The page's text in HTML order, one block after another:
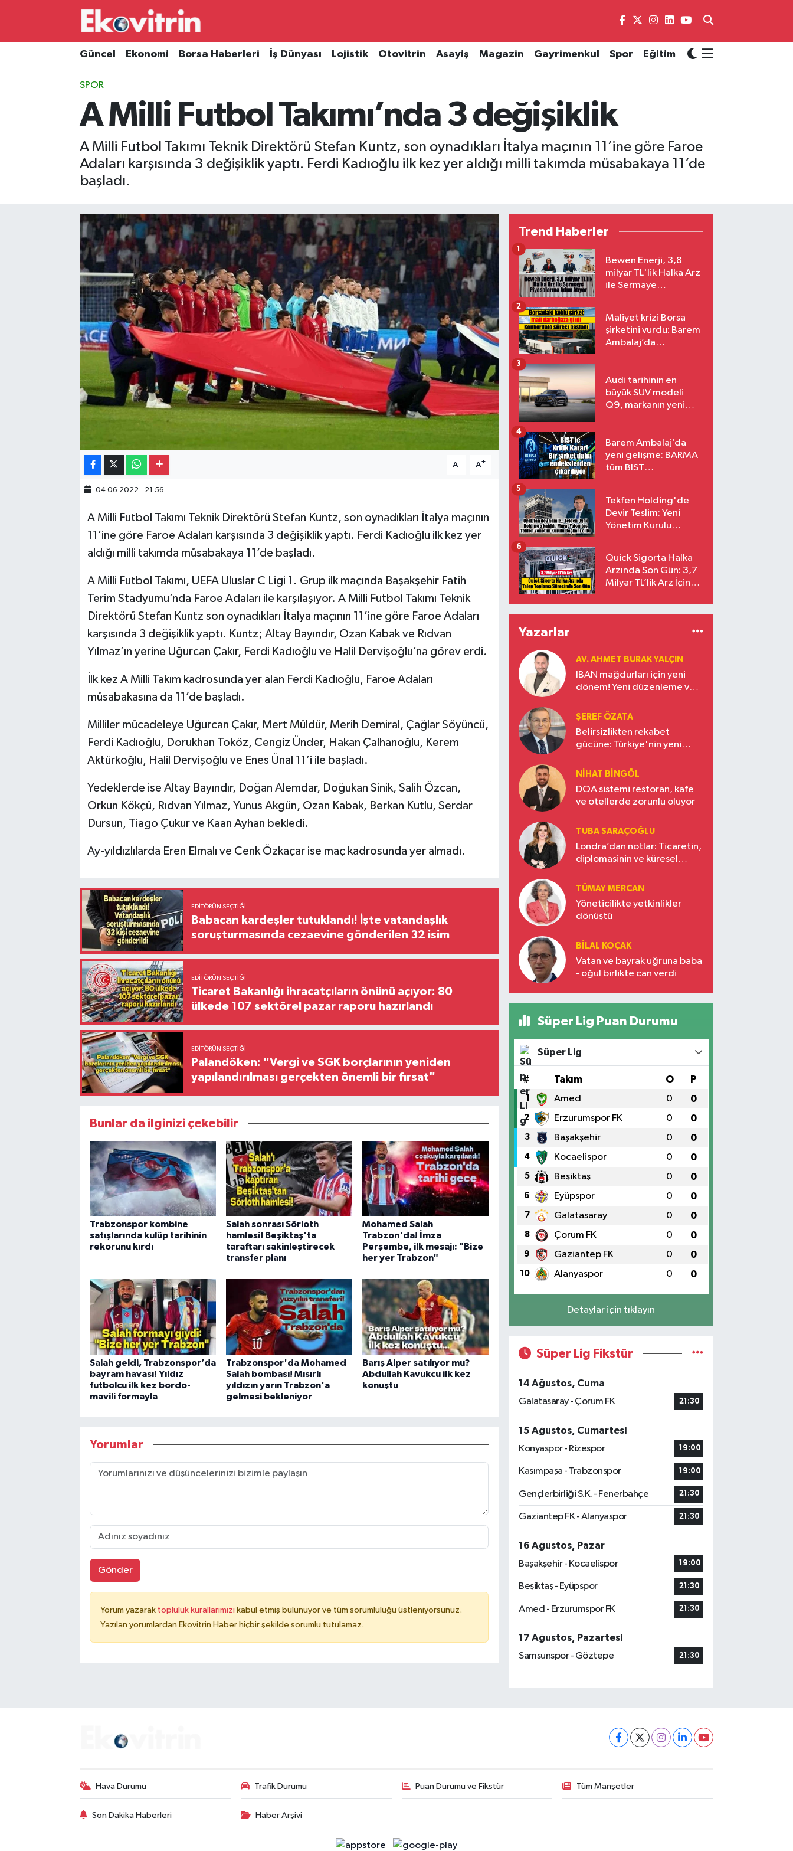
Güncel Ekonomi Borsa Haberleri İş Dünyası Lojistik Otovitrin Asayiş Magazin Gayrimenkul Spor Eğitim
SPOR
A Milli Futbol Takımı’nda 3 değişiklik
A Milli Futbol Takımı Teknik Direktörü Stefan Kuntz, son oynadıkları İtalya maçının 11’ine göre Faroe
Adaları karşısında 3 değişiklik yaptı. Ferdi Kadıoğlu ilk kez yer aldığı milli takımda müsabakaya 11’de
başladı.
A- A+
04.06.2022 - 21:56
A Milli Futbol Takımı Teknik Direktörü Stefan Kuntz, son oynadıkları İtalya maçının
11’ine göre Faroe Adaları karşısında 3 değişiklik yaptı. Ferdi Kadıoğlu ilk kez yer
aldığı milli takımda müsabakaya 11’de başladı.
A Milli Futbol Takımı, UEFA Uluslar C Ligi 1. Grup ilk maçında Başakşehir Fatih
Terim Stadyumu’nda Faroe Adaları ile karşılaşıyor. A Milli Futbol Takımı Teknik
Direktörü Stefan Kuntz son oynadıkları İtalya maçının 11’ine göre Faroe Adaları
karşısında 3 değişiklik yaptı. Kuntz; Altay Bayındır, Ozan Kabak ve Rıdvan
Yılmaz’ın yerine Uğurcan Çakır, Ferdi Kadıoğlu ve Halil Dervişoğlu’na görev erdi.
İlk kez A Milli Takım kadrosunda yer alan Ferdi Kadıoğlu, Faroe Adaları
müsabakasına da 11’de başladı.
Milliler mücadeleye Uğurcan Çakır, Mert Müldür, Merih Demiral, Çağlar Söyüncü,
Ferdi Kadıoğlu, Dorukhan Toköz, Cengiz Ünder, Hakan Çalhanoğlu, Kerem
Aktürkoğlu, Halil Dervişoğlu ve Enes Ünal 11’i ile başladı.
Yedeklerde ise Altay Bayındır, Doğan Alemdar, Doğukan Sinik, Salih Özcan,
Orkun Kökçü, Rıdvan Yılmaz, Yunus Akgün, Ozan Kabak, Berkan Kutlu, Serdar
Dursun, Tiago Çukur ve Kaan Ayhan bekledi.
Ay-yıldızlılarda Eren Elmalı ve Cenk Özkaçar ise maç kadrosunda yer almadı.
EDITÖRÜN SEÇTIĞI
Babacan kardeşler tutuklandı! İşte vatandaşlık
soruşturmasında cezaevine gönderilen 32 isim
EDITÖRÜN SEÇTIĞI
Ticaret Bakanlığı ihracatçıların önünü açıyor: 80
ülkede 107 sektörel pazar raporu hazırlandı
EDITÖRÜN SEÇTIĞI
Palandöken: "Vergi ve SGK borçlarının yeniden
yapılandırılması gerçekten önemli bir fırsat"
Bunlar da ilginizi çekebilir
Trabzonspor kombine
satışlarında kulüp tarihinin
rekorunu kırdı
Salah sonrası Sörloth
hamlesi! Beşiktaş'ta
taraftarı sakinleştirecek
transfer planı
Mohamed Salah
Trabzon'da! İmza
Perşembe, ilk mesajı: "Bize
her yer Trabzon"
Salah geldi, Trabzonspor’da
bayram havası! Yıldız
futbolcu ilk kez bordo-
mavili formayla
Trabzonspor'da Mohamed
Salah bombası! Mısırlı
yıldızın yarın Trabzon'a
gelmesi bekleniyor
Barış Alper satılıyor mu?
Abdullah Kavukcu ilk kez
konuştu
Yorumlar
Gönder
Yorum yazarak topluluk kurallarımızı kabul etmiş bulunuyor ve tüm sorumluluğu üstleniyorsunuz.
Yazılan yorumlardan Ekovitrin Haber hiçbir şekilde sorumlu tutulamaz.
Trend Haberler
Bewen Enerji, 3,8
milyar TL'lik Halka Arz
ile Sermaye
1
Maliyet krizi Borsa
şirketini vurdu: Barem
Ambalaj’da
2
Audi tarihinin en
büyük SUV modeli
Q9, markanın yeni
3
Barem Ambalaj’da
yeni gelişme: BARMA
tüm BIST
4
Tekfen Holding'de
Devir Teslim: Yeni
Yönetim Kurulu
5
Quick Sigorta Halka
Arzında Son Gün: 3,7
Milyar TL’lik Arz İçin
Eriyor
6
Yazarlar
AV. AHMET BURAK YALÇIN
IBAN mağdurları için yeni
dönem! Yeni düzenleme ve
ŞEREF ÖZATA
Belirsizlikten rekabet
gücüne: Türkiye'nin yeni
NIHAT BINGÖL
DOA sistemi restoran, kafe
ve otellerde zorunlu oluyor
TUBA SARAÇOĞLU
Londra’dan notlar: Ticaretin,
diplomasinin ve küresel
Türkiye’nin yükselen gücü
TÜMAY MERCAN
Yöneticilikte yetkinlikler
dönüştü
BILAL KOÇAK
Vatan ve bayrak uğruna baba
- oğul birlikte can verdi
Süper Lig Puan Durumu
Süper Lig
# Takım O P
1 Amed 0 0
2 Erzurumspor FK 0 0
3 Başakşehir 0 0
4 Kocaelispor 0 0
5 Beşiktaş 0 0
6 Eyüpspor 0 0
7 Galatasaray 0 0
8 Çorum FK 0 0
9 Gaziantep FK 0 0
10 Alanyaspor 0 0
Detaylar için tıklayın
Süper Lig Fikstür
14 Ağustos, Cuma
Galatasaray - Çorum FK
21:30
15 Ağustos, Cumartesi
Konyaspor - Rizespor
19:00
Kasımpaşa - Trabzonspor 19:00
Gençlerbirliği S.K. - Fenerbahçe 21:30
Gaziantep FK - Alanyaspor 21:30
16 Ağustos, Pazar
Başakşehir - Kocaelispor
19:00
Beşiktaş - Eyüpspor 21:30
Amed - Erzurumspor FK 21:30
17 Ağustos, Pazartesi
Samsunspor - Göztepe
21:30
Hava Durumu Trafik Durumu Puan Durumu ve Fikstür Tüm Manşetler
Son Dakika Haberleri Haber Arşivi
Güncel
Borsa Haberleri
Gayrimenkul
Hava Durumu
Süper Lig Puan Durumu ve Fikstür
Son Dakika Haberleri